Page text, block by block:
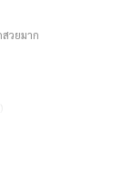
วยมาก